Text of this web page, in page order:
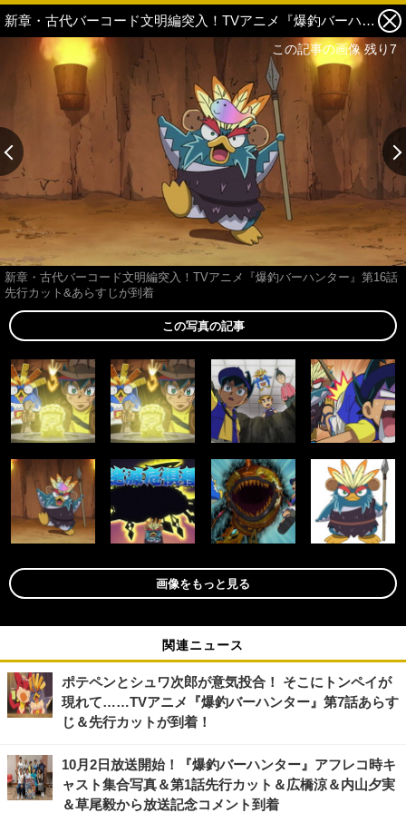
新章・古代バーコード文明編突入！TVアニメ『爆釣バーハンター』第16話先行カット&あらすじが到着 5枚目の写真・画像
新章・古代バーコード文明編突入！TVアニメ『爆釣バーハンター』第16話
先行カット&あらすじが到着
この写真の記事
画像をもっと見る
関連ニュース
ポテペンとシュワ次郎が意気投合！ そこにトンペイが
現れて……TVアニメ『爆釣バーハンター』第7話あらす
じ＆先行カットが到着！
10月2日放送開始！『爆釣バーハンター』アフレコ時キ
ャスト集合写真＆第1話先行カット＆広橋涼＆内山夕実
＆草尾毅から放送記念コメント到着
この記事の画像 残り7